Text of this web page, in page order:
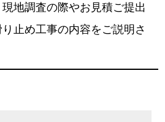
地調査の際やお見積ご提出
止め工事の内容をご説明さ